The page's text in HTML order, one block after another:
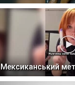
Мексиканський